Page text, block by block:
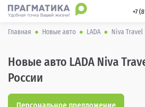
+7
Главная Новые авто LADA Niva Travel
Новые авто LADA Niva
России